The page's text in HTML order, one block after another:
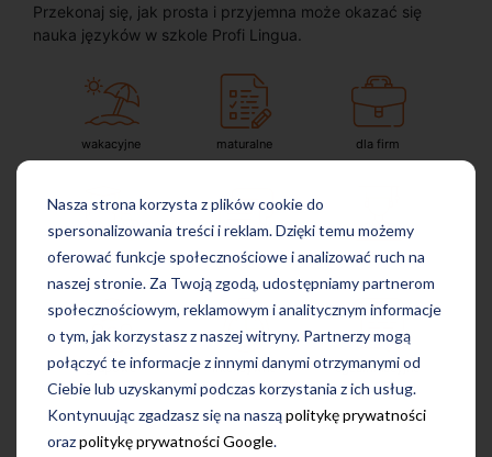
Nasza strona korzysta z plików cookie do
spersonalizowania treści i reklam. Dzięki temu możemy
oferować funkcje społecznościowe i analizować ruch na
naszej stronie. Za Twoją zgodą, udostępniamy partnerom
społecznościowym, reklamowym i analitycznym informacje
o tym, jak korzystasz z naszej witryny. Partnerzy mogą
połączyć te informacje z innymi danymi otrzymanymi od
Ciebie lub uzyskanymi podczas korzystania z ich usług.
Kontynuując zgadzasz się na nasząpolitykę prywatności
orazpolitykę prywatności Google.
Przekonaj się, jak prosta i przyjemna może okazać się
nauka języków w szkole Profi Lingua.
wakacyjne maturalne dla firm
on-line konwersacyjne indywidualne
grupowe intensywne egzaminacyjne